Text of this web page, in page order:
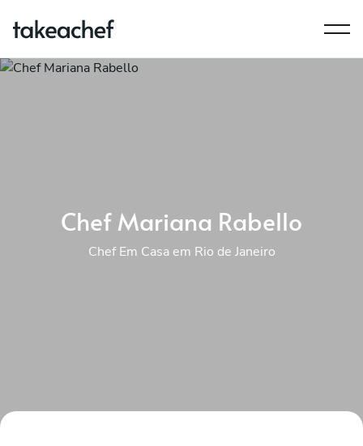
Chef Mariana Rabello
Chef Em Casa em Rio de Janeiro